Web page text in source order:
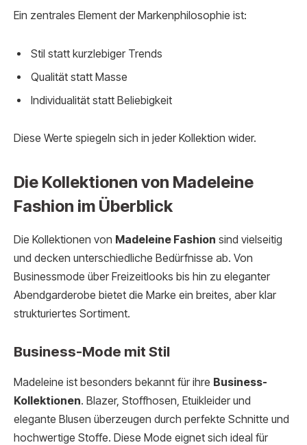
Ein zentrales Element der Markenphilosophie ist:
Stil statt kurzlebiger Trends
Qualität statt Masse
Individualität statt Beliebigkeit
Diese Werte spiegeln sich in jeder Kollektion wider.
Die Kollektionen von Madeleine
Fashion im Überblick
Die Kollektionen von Madeleine Fashion sind vielseitig
und decken unterschiedliche Bedürfnisse ab. Von
Businessmode über Freizeitlooks bis hin zu eleganter
Abendgarderobe bietet die Marke ein breites, aber klar
strukturiertes Sortiment.
Business-Mode mit Stil
Madeleine ist besonders bekannt für ihre Business-
Kollektionen. Blazer, Stoffhosen, Etuikleider und
elegante Blusen überzeugen durch perfekte Schnitte und
hochwertige Stoffe. Diese Mode eignet sich ideal für